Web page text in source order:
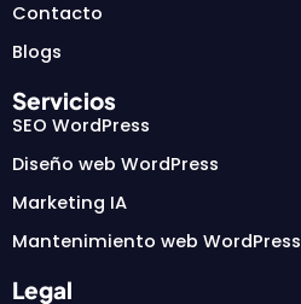
Contacto
Blogs
Servicios
SEO WordPress
Diseño web WordPress
Marketing IA
Mantenimiento web WordPress
Legal